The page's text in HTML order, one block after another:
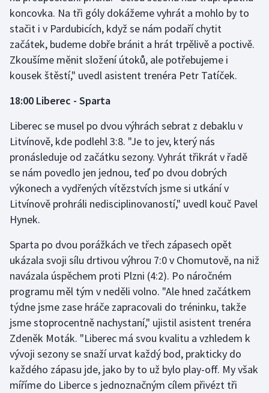
koncovka. Na tři góly dokážeme vyhrát a mohlo by to
stačit i v Pardubicích, když se nám podaří chytit
začátek, budeme dobře bránit a hrát trpělivě a poctivě.
Zkoušíme měnit složení útoků, ale potřebujeme i
kousek štěstí," uvedl asistent trenéra Petr Tatíček.
18:00 Liberec - Sparta
Liberec se musel po dvou výhrách sebrat z debaklu v
Litvínově, kde podlehl 3:8. "Je to jev, který nás
pronásleduje od začátku sezony. Vyhrát třikrát v řadě
se nám povedlo jen jednou, teď po dvou dobrých
výkonech a vydřených vítězstvích jsme si utkání v
Litvínově prohráli nedisciplinovaností," uvedl kouč Pavel
Hynek.
Sparta po dvou porážkách ve třech zápasech opět
ukázala svoji sílu drtivou výhrou 7:0 v Chomutově, na niž
navázala úspěchem proti Plzni (4:2). Po náročném
programu měl tým v neděli volno. "Ale hned začátkem
týdne jsme zase hráče zapracovali do tréninku, takže
jsme stoprocentně nachystaní," ujistil asistent trenéra
Zdeněk Moták. "Liberec má svou kvalitu a vzhledem k
vývoji sezony se snaží urvat každý bod, prakticky do
každého zápasu jde, jako by to už bylo play-off. My však
míříme do Liberce s jednoznačným cílem přivézt tři